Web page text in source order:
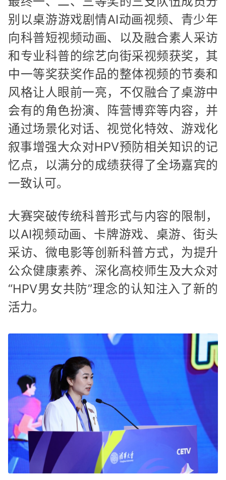
别以桌游游戏剧情AI动画视频、青少年
向科普短视频动画、以及融合素人采访
和专业科普的综艺向街采视频获奖，其
中一等奖获奖作品的整体视频的节奏和
风格让人眼前一亮，不仅融合了桌游中
会有的角色扮演、阵营博弈等内容，并
通过场景化对话、视觉化特效、游戏化
叙事增强大众对HPV预防相关知识的记
忆点，以满分的成绩获得了全场嘉宾的
一致认可。
大赛突破传统科普形式与内容的限制，
以AI视频动画、卡牌游戏、桌游、街头
采访、微电影等创新科普方式，为提升
公众健康素养、深化高校师生及大众对
“HPV男女共防”理念的认知注入了新的
活力。